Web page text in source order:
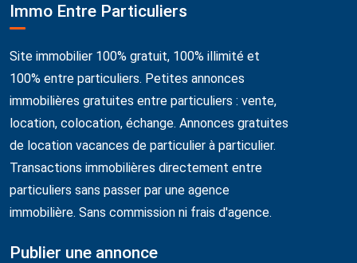
Immo Entre Particuliers
Site immobilier 100% gratuit, 100% illimité et
100% entre particuliers. Petites annonces
immobilières gratuites entre particuliers : vente,
location, colocation, échange. Annonces gratuites
de location vacances de particulier à particulier.
Transactions immobilières directement entre
particuliers sans passer par une agence
immobilière. Sans commission ni frais d'agence.
Publier une annonce